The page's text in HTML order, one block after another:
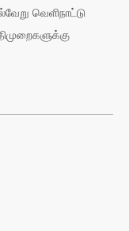
வெளிநாட்டு